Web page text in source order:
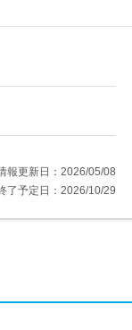
報更新日：2026/05/08
了予定日：2026/10/29